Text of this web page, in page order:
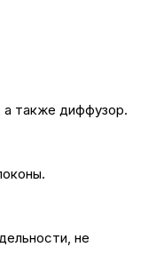
а также диффузор.
не